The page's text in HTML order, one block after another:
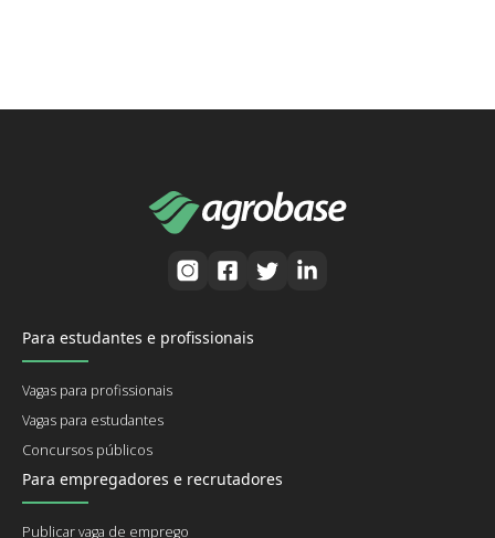
Para estudantes e profissionais
Vagas para profissionais
Vagas para estudantes
Concursos públicos
Para empregadores e recrutadores
Publicar vaga de emprego